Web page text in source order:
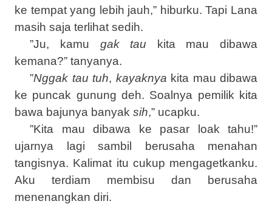
ke tempat yang lebih jauh,” hiburku. Tapi Lana
masih saja terlihat sedih.
”Ju, kamu gak tau kita mau dibawa
kemana?” tanyanya.
”Nggak tau tuh, kayaknya kita mau dibawa
ke puncak gunung deh. Soalnya pemilik kita
bawa bajunya banyak sih,” ucapku.
”Kita mau dibawa ke pasar loak tahu!”
ujarnya lagi sambil berusaha menahan
tangisnya. Kalimat itu cukup mengagetkanku.
Aku terdiam membisu dan berusaha
menenangkan diri.